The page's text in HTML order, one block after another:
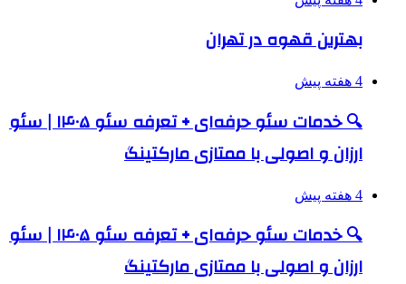
بهترین قهوه در تهران
4 هفته پیش
🔍 خدمات سئو حرفه‌ای + تعرفه سئو ۱۴۰۵ | سئو
ارزان و اصولی با ممتازی مارکتینگ
4 هفته پیش
🔍 خدمات سئو حرفه‌ای + تعرفه سئو ۱۴۰۵ | سئو
ارزان و اصولی با ممتازی مارکتینگ